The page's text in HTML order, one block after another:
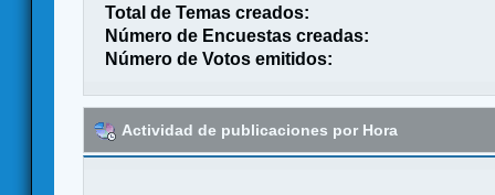
Total de Temas creados:
Número de Encuestas creadas:
Número de Votos emitidos:
Actividad de publicaciones por Hora